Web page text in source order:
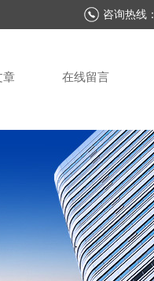
咨询热线：
章 在线留言